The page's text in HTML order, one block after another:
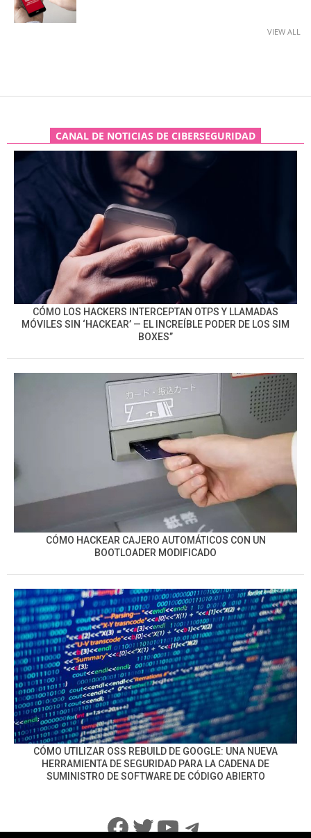
VIEW ALL
CANAL DE NOTICIAS DE CIBERSEGURIDAD
CÓMO LOS HACKERS INTERCEPTAN OTPS Y LLAMADAS
MÓVILES SIN ‘HACKEAR’ — EL INCREÍBLE PODER DE LOS SIM
BOXES”
CÓMO HACKEAR CAJERO AUTOMÁTICOS CON UN
BOOTLOADER MODIFICADO
CÓMO UTILIZAR OSS REBUILD DE GOOGLE: UNA NUEVA
HERRAMIENTA DE SEGURIDAD PARA LA CADENA DE
SUMINISTRO DE SOFTWARE DE CÓDIGO ABIERTO
Facebook
Twitter
YouTube
Telegram